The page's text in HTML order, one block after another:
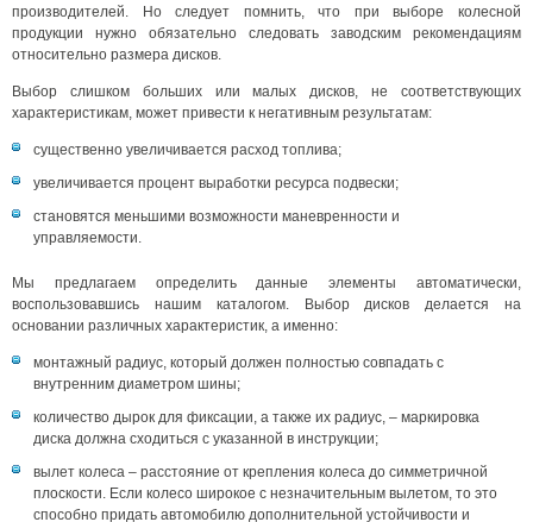
производителей. Но следует помнить, что при выборе колесной
продукции нужно обязательно следовать заводским рекомендациям
относительно размера дисков.
Выбор слишком больших или малых дисков, не соответствующих
характеристикам, может привести к негативным результатам:
существенно увеличивается расход топлива;
увеличивается процент выработки ресурса подвески;
становятся меньшими возможности маневренности и
управляемости.
Мы предлагаем определить данные элементы автоматически,
воспользовавшись нашим каталогом. Выбор дисков делается на
основании различных характеристик, а именно:
монтажный радиус, который должен полностью совпадать с
внутренним диаметром шины;
количество дырок для фиксации, а также их радиус, – маркировка
диска должна сходиться с указанной в инструкции;
вылет колеса – расстояние от крепления колеса до симметричной
плоскости. Если колесо широкое с незначительным вылетом, то это
способно придать автомобилю дополнительной устойчивости и